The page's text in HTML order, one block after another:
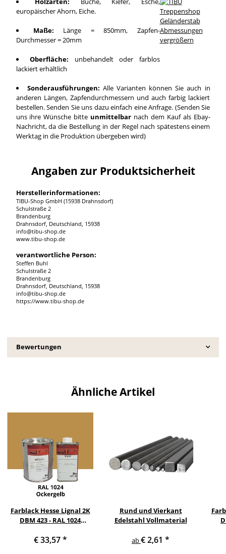
europäischer Ahorn, Eiche.
Maße: Länge = 850mm, Zapfen-
Durchmesser = 20mm
Oberfläche: unbehandelt oder farblos
lackiert erhältlich
vergrößern
Sonderausführungen: Alle Varianten können Sie auch in
anderen Längen, Zapfendurchmessern und auch farbig lackiert
bestellen. Senden Sie uns dazu einfach eine Anfrage. (Senden Sie
uns ihre Wünsche bitte unmittelbar nach dem Kauf als Ebay-
Nachricht, da die Bestellung in der Regel nach spätestens einem
Werktag in die Produktion übergeben wird)
Angaben zur Produktsicherheit
Herstellerinformationen:
TIBU-Shop GmbH (15938 Drahnsdorf)
Schulstraße 2
Brandenburg
Drahnsdorf, Deutschland, 15938
info@tibu-shop.de
www.tibu-shop.de
verantwortliche Person:
Steffen Buhl
Schulstraße 2
Brandenburg
Drahnsdorf, Deutschland, 15938
info@tibu-shop.de
https://www.tibu-shop.de
Bewertungen
Ähnliche Artikel
Farblack Hesse Lignal 2K
DBM 423 - RAL 1024
€ 33,57*
Rund und Vierkant
Edelstahl Vollmaterial
ab€ 2,61 *